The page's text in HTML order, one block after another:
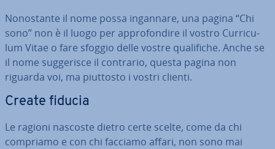
No­no­stan­te il nome possa ingannare, una pagina “Chi
sono” non è il luogo per ap­pro­fon­di­re il vostro Cur­ri­cu­
lum Vitae o fare sfoggio delle vostre qua­li­fi­che. Anche se
il nome sug­ge­ri­sce il contrario, questa pagina non
riguarda voi, ma piuttosto i vostri clienti.
Create fiducia
Le ragioni nascoste dietro certe scelte, come da chi
compriamo e con chi facciamo affari, non sono mai